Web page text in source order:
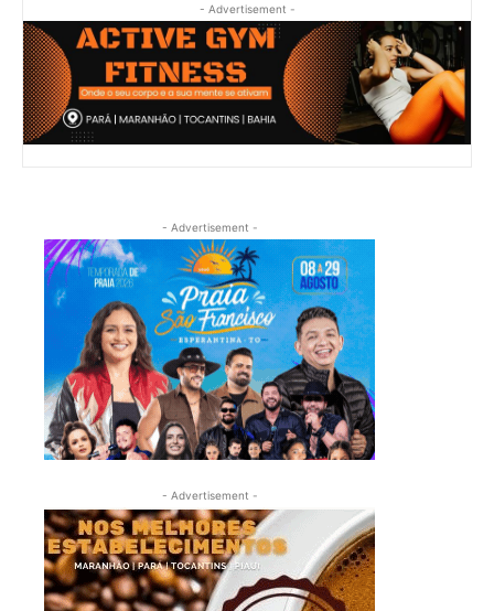
- Advertisement -
- Advertisement -
- Advertisement -